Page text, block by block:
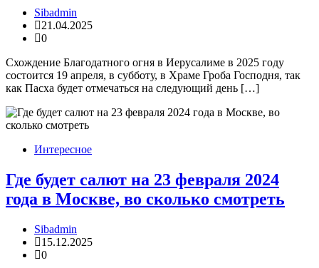
Sibadmin
21.04.2025
0
Схождение Благодатного огня в Иерусалиме в 2025 году
состоится 19 апреля, в субботу, в Храме Гроба Господня, так
как Пасха будет отмечаться на следующий день […]
Интересное
Где будет салют на 23 февраля 2024
года в Москве, во сколько смотреть
Sibadmin
15.12.2025
0